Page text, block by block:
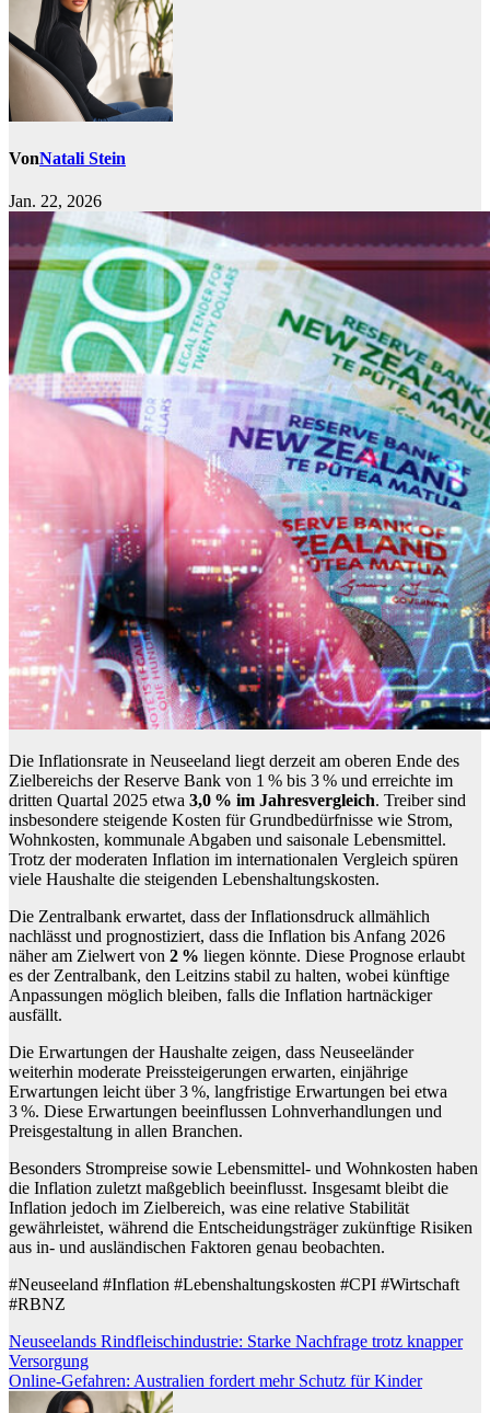
VonNatali Stein
Jan. 22, 2026
Die Inflationsrate in Neuseeland liegt derzeit am oberen Ende des
Zielbereichs der Reserve Bank von 1 % bis 3 % und erreichte im
dritten Quartal 2025 etwa 3,0 % im Jahresvergleich. Treiber sind
insbesondere steigende Kosten für Grundbedürfnisse wie Strom,
Wohnkosten, kommunale Abgaben und saisonale Lebensmittel.
Trotz der moderaten Inflation im internationalen Vergleich spüren
viele Haushalte die steigenden Lebenshaltungskosten.
Die Zentralbank erwartet, dass der Inflationsdruck allmählich
nachlässt und prognostiziert, dass die Inflation bis Anfang 2026
näher am Zielwert von 2 % liegen könnte. Diese Prognose erlaubt
es der Zentralbank, den Leitzins stabil zu halten, wobei künftige
Anpassungen möglich bleiben, falls die Inflation hartnäckiger
ausfällt.
Die Erwartungen der Haushalte zeigen, dass Neuseeländer
weiterhin moderate Preissteigerungen erwarten, einjährige
Erwartungen leicht über 3 %, langfristige Erwartungen bei etwa
3 %. Diese Erwartungen beeinflussen Lohnverhandlungen und
Preisgestaltung in allen Branchen.
Besonders Strompreise sowie Lebensmittel- und Wohnkosten haben
die Inflation zuletzt maßgeblich beeinflusst. Insgesamt bleibt die
Inflation jedoch im Zielbereich, was eine relative Stabilität
gewährleistet, während die Entscheidungsträger zukünftige Risiken
aus in- und ausländischen Faktoren genau beobachten.
#Neuseeland #Inflation #Lebenshaltungskosten #CPI #Wirtschaft
#RBNZ
Beitragsnavigation
Neuseelands Rindfleischindustrie: Starke Nachfrage trotz knapper
Versorgung
Online-Gefahren: Australien fordert mehr Schutz für Kinder